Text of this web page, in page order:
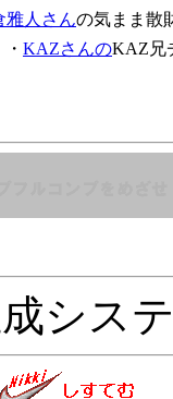
雅人さんの気まま散
KAZさんのKAZ兄
シス